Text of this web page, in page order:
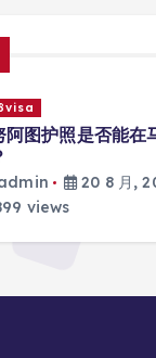
阿图护照是否能在
注册？
20 8 月,
views